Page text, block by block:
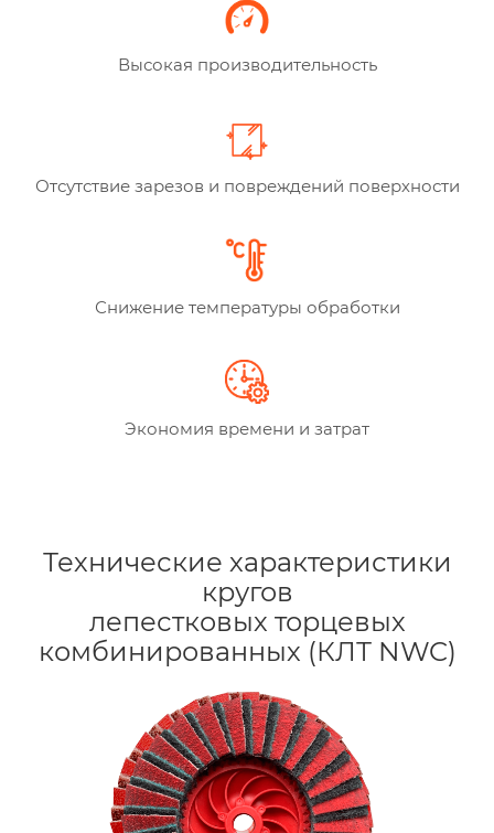
Высокая производительность
Отсутствие зарезов и повреждений поверхности
Снижение температуры обработки
Экономия времени и затрат
Технические характеристики
кругов
лепестковых торцевых
комбинированных (КЛТ NWC)